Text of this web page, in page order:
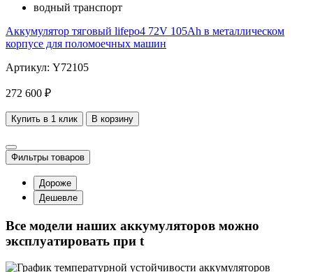
водный транспорт
Аккумулятор тяговый lifepo4 72V 105Ah в металлическом
корпусе для поломоечных машин
Артикул: Y72105
272 600 ₽
Купить в 1 клик В корзину
Фильтры товаров
Дороже
Дешевле
Все модели наших аккумуляторов можно
эксплуатировать при t